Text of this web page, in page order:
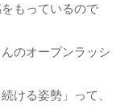
もっているので
のオープンラッシ
ける姿勢」って、